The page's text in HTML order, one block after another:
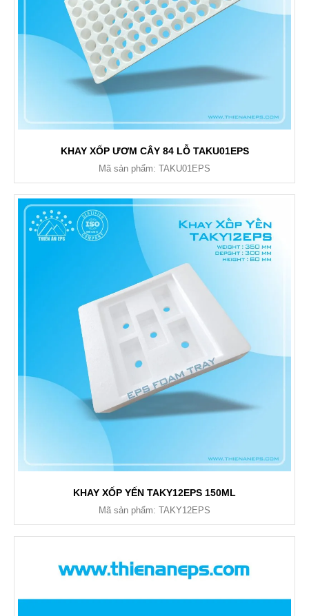
KHAY XỐP ƯƠM CÂY 84 LỖ TAKU01EPS
Mã sản phẩm: TAKU01EPS
KHAY XỐP YẾN TAKY12EPS 150ML
Mã sản phẩm: TAKY12EPS